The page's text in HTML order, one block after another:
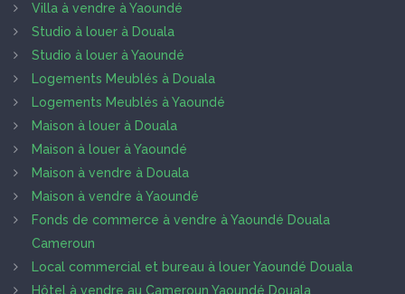
Villa à vendre à Yaoundé
Studio à louer à Douala
Studio à louer à Yaoundé
Logements Meublés à Douala
Logements Meublés à Yaoundé
Maison à louer à Douala
Maison à louer à Yaoundé
Maison à vendre à Douala
Maison à vendre à Yaoundé
Fonds de commerce à vendre à Yaoundé Douala
Cameroun
Local commercial et bureau à louer Yaoundé Douala
Hôtel à vendre au Cameroun Yaoundé Douala